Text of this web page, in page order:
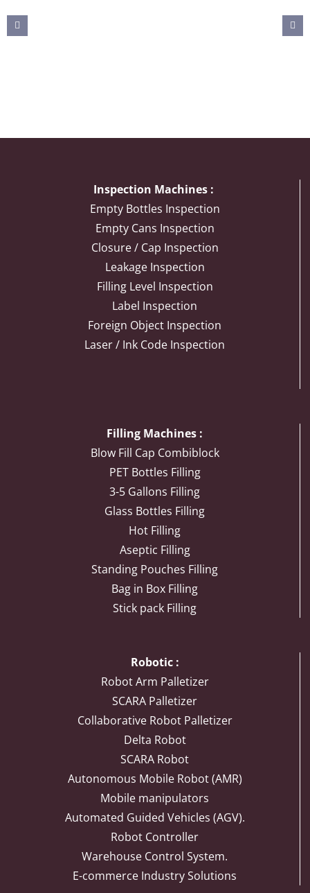
Manfaat Sistem Blow Fill Cap
Combiblock dalam Produksi
Inspection Machines :
Empty Bottles Inspection
Empty Cans Inspection
Closure / Cap Inspection
Leakage Inspection
Filling Level Inspection
Label Inspection
Foreign Object Inspection
Laser / Ink Code Inspection
Filling Machines :
Blow Fill Cap Combiblock
PET Bottles Filling
3-5 Gallons Filling
Glass Bottles Filling
Hot Filling
Aseptic Filling
Standing Pouches Filling
Bag in Box Filling
Stick pack Filling
Robotic :
Robot Arm Palletizer
SCARA Palletizer
Collaborative Robot Palletizer
Delta Robot
SCARA Robot
Autonomous Mobile Robot (AMR)
Mobile manipulators
Automated Guided Vehicles (AGV).
Robot Controller
Warehouse Control System.
E-commerce Industry Solutions